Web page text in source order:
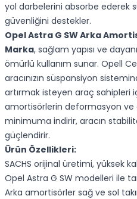
yol darbelerini absorbe ederek
güvenliğini destekler.
Opel Astra G SW Arka
Marka, sağlam yapısı ve
ömürlü kullanım sunar. Opell
aracınızın süspansiyon
artırmak isteyen araç sahipleri
amortisörlerin deformasyon ve
minimuma indirir, aracın
güçlendirir.
Ürün Özellikleri:
SACHS orijinal üretimi, yüksek
Opel Astra G SW modelleri ile
Arka amortisörler sağ ve sol